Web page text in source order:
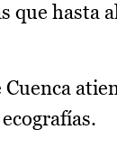
que hasta